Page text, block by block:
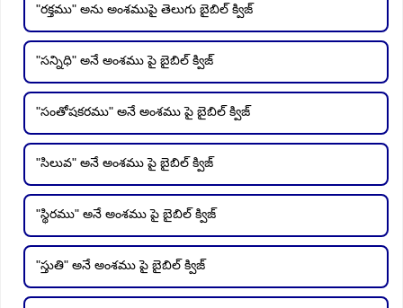
"రక్తము" అను అంశముపై తెలుగు బైబిల్ క్విజ్
"సన్నిధి" అనే అంశము పై బైబిల్ క్విజ్
"సంతోషకరము" అనే అంశము పై బైబిల్ క్విజ్
"సిలువ" అనే అంశము పై బైబిల్ క్విజ్
"స్థిరము" అనే అంశము పై బైబిల్ క్విజ్
"స్తుతి" అనే అంశము పై బైబిల్ క్విజ్